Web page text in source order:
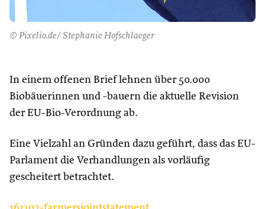
© Pixelio.de/ Stephanie Hofschlaeger
In einem offenen Brief lehnen über 50.000
Biobäuerinnen und -bauern die aktuelle Revision
der EU-Bio-Verordnung ab.
Eine Vielzahl an Gründen dazu geführt, dass das EU-
Parlament die Verhandlungen als vorläufig
gescheitert betrachtet.